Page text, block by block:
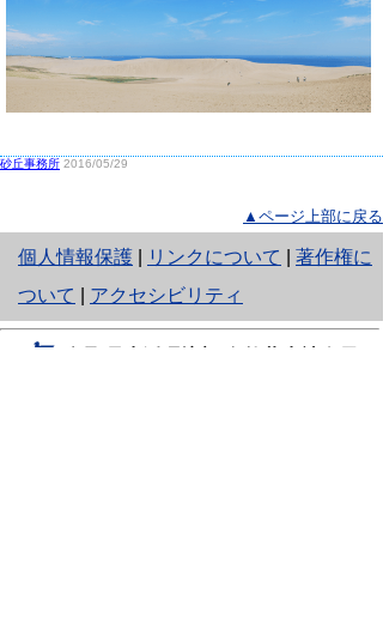
砂丘事務所 2016/05/29
▲ページ上部に戻る
個人情報保護
と
り
ネ
リンクについて
著作権に
ついて
アクセシビリティ